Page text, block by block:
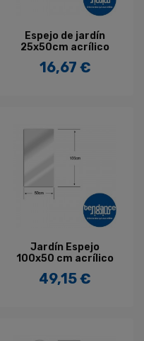
Espejo de jardín
25x50cm acrílico
Precio
16,67 €
Jardín Espejo
100x50 cm acrílico
Precio
49,15 €